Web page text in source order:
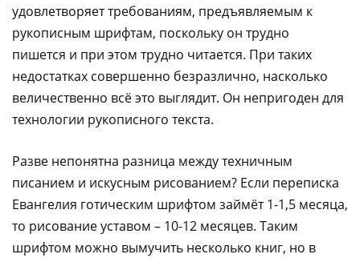
удовлетворяет требованиям, предъявляемым к
рукописным шрифтам, поскольку он трудно
пишется и при этом трудно читается. При таких
недостатках совершенно безразлично, насколько
величественно всё это выглядит. Он непригоден для
технологии рукописного текста.
Разве непонятна разница между техничным
писанием и искусным рисованием? Если переписка
Евангелия готическим шрифтом займёт 1-1,5 месяца,
то рисование уставом – 10-12 месяцев. Таким
шрифтом можно вымучить несколько книг, но в